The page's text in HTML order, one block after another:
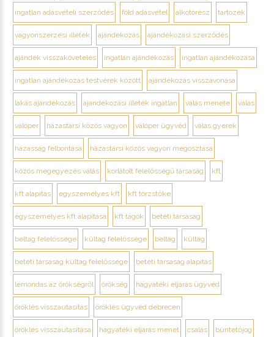
ingatlan adásvételi szerződés föld adásvétel alkotórész tartozék
vagyonszerzési illeték ajándékozás ajándékozási szerződés
ajándék visszakövetelés ingatlan ajándékozás ingatlan ajándékozása
ingatlan ajándékozás testvérek között ajándékozás visszavonása
lakás ajándékozás ajándékozási illeték ingatlan válás menete válás
válóper házastársi közös vagyon válóper ügyvéd válás gyerek
házasság felbontása házastársi közös vagyon megosztása
közös megegyezés válás korlátolt felelősségű társaság kft
kft alapítás egyszemélyes kft kft törzstőke
egyszemélyes kft alapítása kft tagok betéti társaság
beltag felelőssége kültag felelőssége beltag kültag
betéti társaság kültag felelőssége betéti társaság alapítás
lemondás az örökségről örökség hagyatéki eljárás ügyvéd
öröklés visszautasítás öröklés ügyvéd debrecen
öröklés visszautasítása hagyatéki eljárás menet csalás büntetőjog